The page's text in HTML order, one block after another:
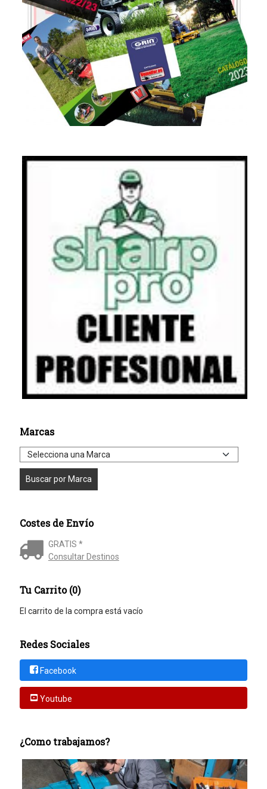
Marcas
Costes de Envío
GRATIS *
Consultar Destinos
Tu Carrito (0)
El carrito de la compra está vacío
Redes Sociales
Facebook
Youtube
¿Como trabajamos?